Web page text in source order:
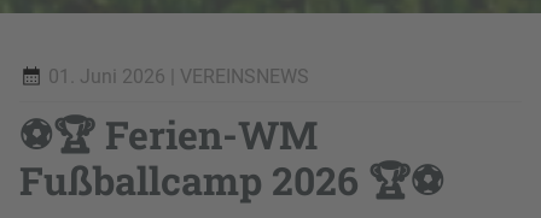
01. Juni 2026 | VEREINSNEWS
⚽🏆 Ferien-WM
Fußballcamp 2026 🏆⚽